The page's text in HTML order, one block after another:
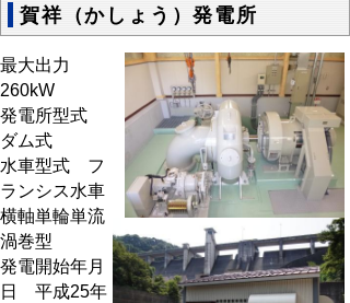
賀祥（かしょう）発電所
最大出力
260kW
発電所型式
ダム式
水車型式 フ
ランシス水車
横軸単輪単流
渦巻型
発電開始年月
日 平成25年